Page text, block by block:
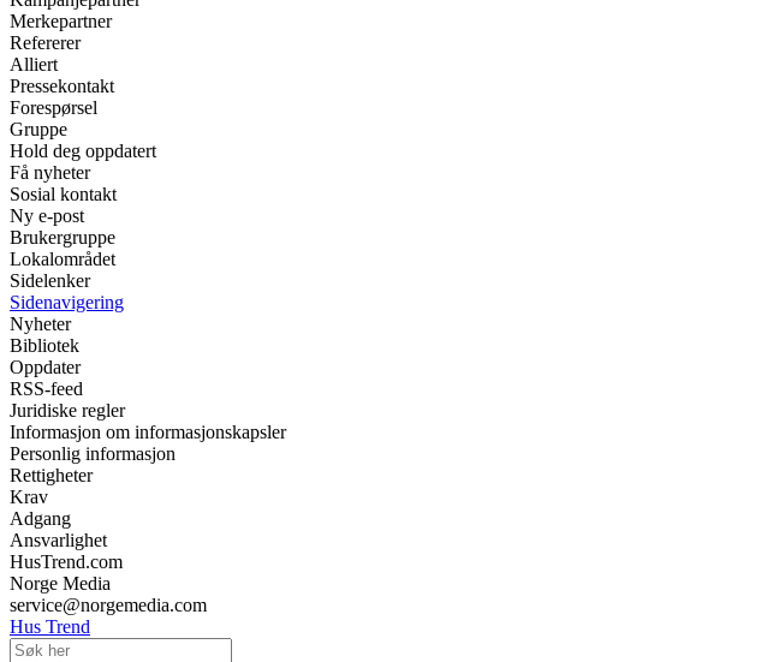
Merkepartner
Refererer
Alliert
Pressekontakt
Forespørsel
Gruppe
Hold deg oppdatert
Få nyheter
Sosial kontakt
Ny e-post
Brukergruppe
Lokalområdet
Sidelenker
Sidenavigering
Nyheter
Bibliotek
Oppdater
RSS-feed
Juridiske regler
Informasjon om informasjonskapsler
Personlig informasjon
Rettigheter
Krav
Adgang
Ansvarlighet
HusTrend.com
Norge Media
service@norgemedia.com
Hus Trend